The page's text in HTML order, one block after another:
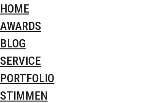
HOME
AWARDS
BLOG
SERVICE
PORTFOLIO
STIMMEN